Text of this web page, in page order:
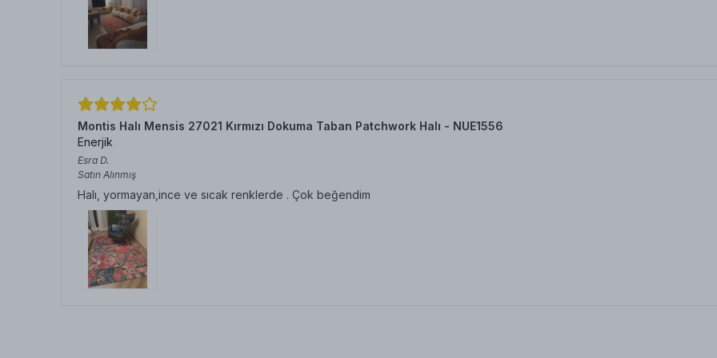
Montis Halı Mensis 27021 Kırmızı Dokuma Taban Patchwork Halı - NUE1556
Enerjik
Esra D.
Satın Alınmış
Halı, yormayan,ince ve sıcak renklerde . Çok beğendim